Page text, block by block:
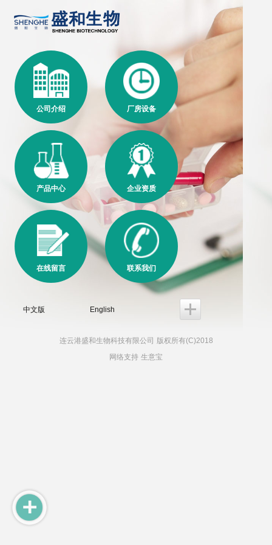
公司介绍 厂房设备
产品中心 企业资质
在线留言 联系我们
中文版 English
连云港盛和生物科技有限公司 版权所有(C)2018
网络支持 生意宝